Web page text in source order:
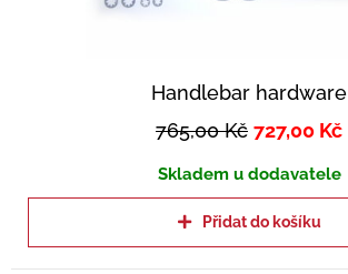
Handlebar hardware
765,00Kč 727,00 Kč
Skladem u dodavatele
Přidat do košíku